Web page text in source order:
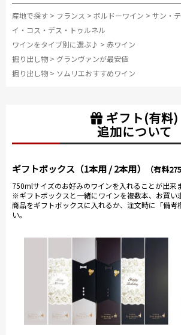
産地で探す > フランス > ボルドーワイン > サン・
イ・コス・デス・トゥルネル
ワインをタイプ別に選ぶ♪ > 赤ワイン
掘り出し物 > グランヴァンが最安値
掘り出し物 > ソムリエおすすめワイン
ギフト(有料)
追加について
ギフトボックス（1本用 / 2本用） （有料
750mlサイズのお好みのワインを入れることが出来ま
※ギフトボックスと一緒にワインを複数本、お買い
商品をギフトボックスに入れるか、注文時に「備考
い。